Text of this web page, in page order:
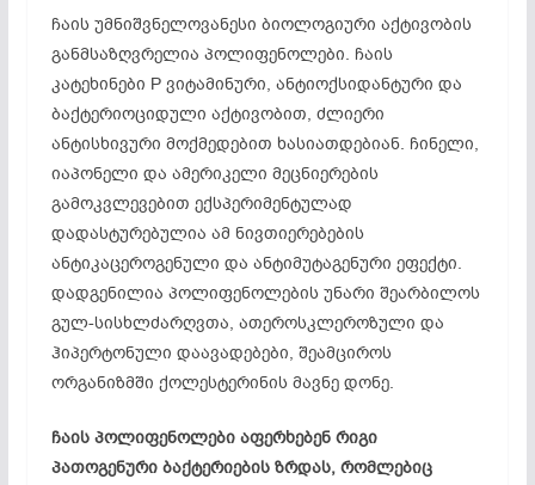
ჩაის უმნიშვნელოვანესი ბიოლოგიური აქტივობის
განმსაზღვრელია პოლიფენოლები. ჩაის
კატეხინები P ვიტამინური, ანტიოქსიდანტური და
ბაქტერიოციდული აქტივობით, ძლიერი
ანტისხივური მოქმედებით ხასიათდებიან. ჩინელი,
იაპონელი და ამერიკელი მეცნიერების
გამოკვლევებით ექსპერიმენტულად
დადასტურებულია ამ ნივთიერებების
ანტიკაცეროგენული და ანტიმუტაგენური ეფექტი.
დადგენილია პოლიფენოლების უნარი შეარბილოს
გულ-სისხლძარღვთა, ათეროსკლეროზული და
ჰიპერტონული დაავადებები, შეამციროს
ორგანიზმში ქოლესტერინის მავნე დონე.
ჩაის პოლიფენოლები აფერხებენ რიგი
პათოგენური ბაქტერიების ზრდას, რომლებიც